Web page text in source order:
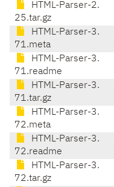
HTML-Parser-2.
25.tar.gz
HTML-Parser-3.
71.meta
HTML-Parser-3.
71.readme
HTML-Parser-3.
71.tar.gz
HTML-Parser-3.
72.meta
HTML-Parser-3.
72.readme
HTML-Parser-3.
72.tar.gz